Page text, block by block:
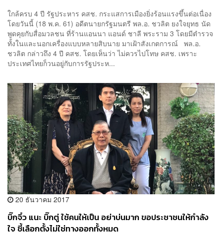
ใกล้ครบ 4 ปี รัฐประหาร คสช. กระแสการเมืองยิ่งร้อนแรงขึ้นต่อเนื่อง
โดยวันนี้ (18 พ.ค. 61) อดีตนายกรัฐมนตรี พล.อ. ชวลิต ยงใจยุทธ นัด
พูดคุยกับสื่อมวลชน ที่ร้านแอนนา แอนด์ ชาลี พระราม 3 โดยมีตำรวจ
ทั้งในและนอกเครื่องแบบหลายสิบนาย มาเฝ้าสังเกตการณ์ พล.อ.
ชวลิต กล่าวถึง 4 ปี คสช. โดยเห็นว่า ไม่ควรไปโทษ คสช. เพราะ
ประเทศไทยก็วนอยู่กับการรัฐประห...
20 ธันวาคม 2017
บิ๊กจิ๋ว แนะ บิ๊กตู่ ใช้คนให้เป็น อย่าบ่นมาก ขอประชาชนให้กำลัง
ใจ ชี้เลือกตั้งไม่ใช่ทางออกทั้งหมด